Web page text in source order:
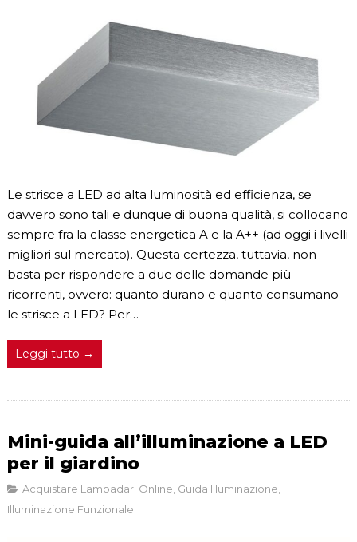
Le strisce a LED ad alta luminosità ed efficienza, se
davvero sono tali e dunque di buona qualità, si collocano
sempre fra la classe energetica A e la A++ (ad oggi i livelli
migliori sul mercato). Questa certezza, tuttavia, non
basta per rispondere a due delle domande più
ricorrenti, ovvero: quanto durano e quanto consumano
le strisce a LED? Per…
Leggi tutto →
Mini-guida all’illuminazione a LED
per il giardino
Acquistare Lampadari Online, Guida Illuminazione,
Illuminazione Funzionale